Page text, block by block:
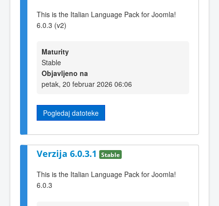
This is the Italian Language Pack for Joomla!
6.0.3 (v2)
Maturity
Stable
Objavljeno na
petak, 20 februar 2026 06:06
Pogledaj datoteke
Verzija 6.0.3.1 Stable
This is the Italian Language Pack for Joomla!
6.0.3